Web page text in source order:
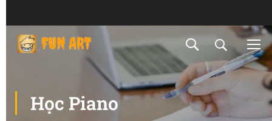
Học Piano